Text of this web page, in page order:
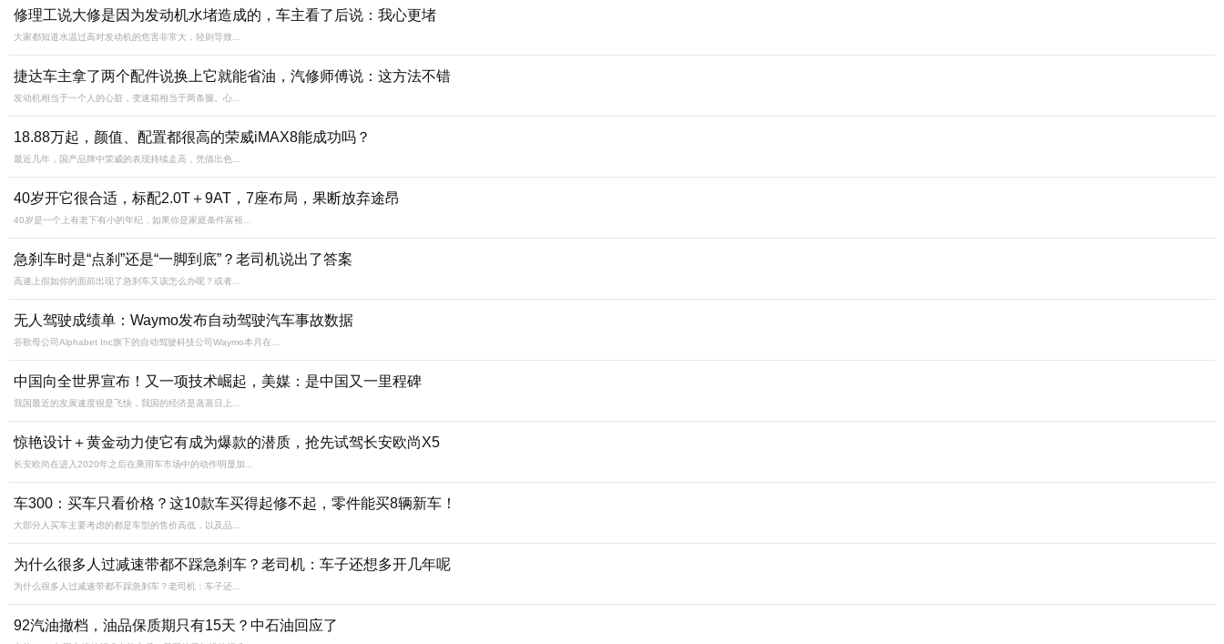
修理工说大修是因为发动机水堵造成的，车主看了后说：我心更堵
大家都知道水温过高对发动机的危害非常大，轻则导致...
捷达车主拿了两个配件说换上它就能省油，汽修师傅说：这方法不错
发动机相当于一个人的心脏，变速箱相当于两条腿。心...
18.88万起，颜值、配置都很高的荣威iMAX8能成功吗？
最近几年，国产品牌中荣威的表现持续走高，凭借出色...
40岁开它很合适，标配2.0T＋9AT，7座布局，果断放弃途昂
40岁是一个上有老下有小的年纪，如果你是家庭条件富裕...
急刹车时是“点刹”还是“一脚到底”？老司机说出了答案
高速上假如你的面前出现了急刹车又该怎么办呢？或者...
无人驾驶成绩单：Waymo发布自动驾驶汽车事故数据
谷歌母公司Alphabet Inc旗下的自动驾驶科技公司Waymo本月在...
中国向全世界宣布！又一项技术崛起，美媒：是中国又一里程碑
我国最近的发展速度很是飞快，我国的经济是蒸蒸日上...
惊艳设计＋黄金动力使它有成为爆款的潜质，抢先试驾长安欧尚X5
长安欧尚在进入2020年之后在乘用车市场中的动作明显加...
车300：买车只看价格？这10款车买得起修不起，零件能买8辆新车！
大部分人买车主要考虑的都是车型的售价高低，以及品...
为什么很多人过减速带都不踩急刹车？老司机：车子还想多开几年呢
为什么很多人过减速带都不踩急刹车？老司机：车子还...
92汽油撤档，油品保质期只有15天？中石油回应了